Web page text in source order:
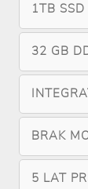
1TB
32 GB
BRAK
5 LAT